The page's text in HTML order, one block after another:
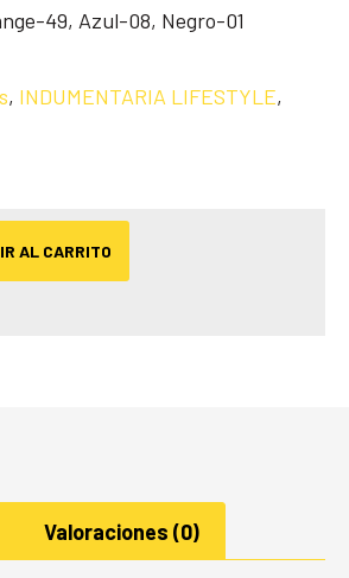
49, Azul-08, Negro-01
, INDUMENTARIA LIFESTYLE,
AL CARRITO
Valoraciones (0)